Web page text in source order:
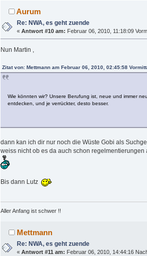
Aurum
Re: NWA, es geht zuende
«Antwort #10 am: Februar 06, 2010, 11:18:09
Nun Martin ,
Zitat von: Mettmann am Februar 06, 2010, 02:45:58
Wie könnten wir? Unsere Berufung ist, neue und immer
entdecken, und je verrückter, desto besser.
dann kan ich dir nur noch die Wüste Gobi als
weiss nicht ob es da auch schon regelmentierungen
Bis dann Lutz
Aller Anfang ist schwer !!
Mettmann
Re: NWA, es geht zuende
«Antwort #11 am: Februar 06, 2010, 14:44:16